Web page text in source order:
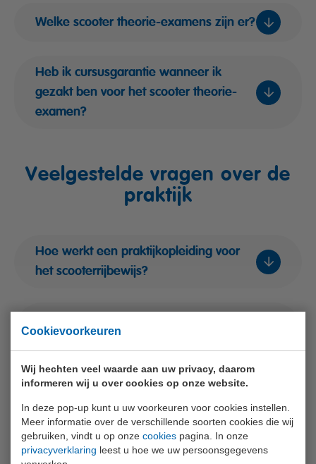
Cookievoorkeuren
Wij hechten veel waarde aan uw privacy, daarom
informeren wij u over cookies op onze website.
In deze pop-up kunt u uw voorkeuren voor cookies instellen.
Meer informatie over de verschillende soorten cookies die wij
gebruiken, vindt u op onze cookies pagina. In onze
privacyverklaring leest u hoe we uw persoonsgegevens
Afname: Je neemt plaats in een
examenzaal achter een touchscreen en
soorten vragen, waaronder ja/nee-vragen,
meerkeuzevragen, sleepvragen en vragen
waarbij je een getal moet invullen.
De vragen worden gesteld met
bromfietser.
Welke scooter theorie-examens zijn er?
Heb ik cursusgarantie wanneer ik
gezakt ben voor het scooter theorie-
examen?
Veelgestelde vragen over de
praktijk
Hoe werkt een praktijkopleiding voor
het scooterrijbewijs?
van praktijklessen voor het
Waar kan ik een praktijkopleiding voor
het scooterrijbewijs regelen?